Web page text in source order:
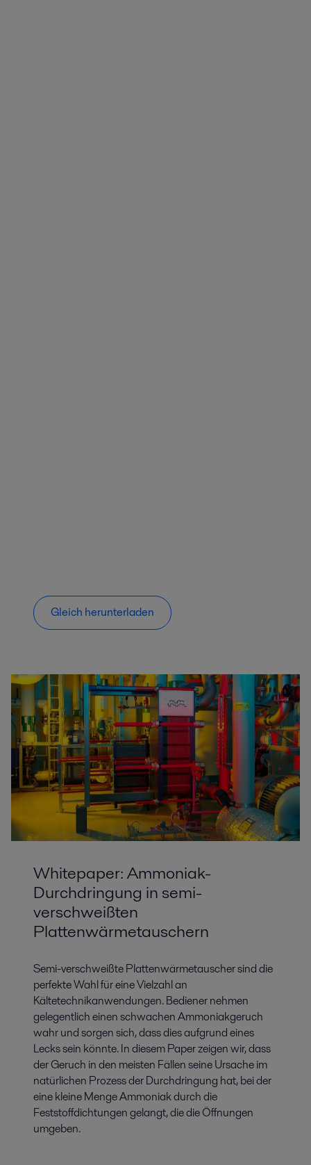
Gleich herunterladen
Whitepaper: Ammoniak-
Durchdringung in semi-
verschweißten
Plattenwärmetauschern
Semi-verschweißte Plattenwärmetauscher sind die
perfekte Wahl für eine Vielzahl an
Kältetechnikanwendungen. Bediener nehmen
gelegentlich einen schwachen Ammoniakgeruch
wahr und sorgen sich, dass dies aufgrund eines
Lecks sein könnte. In diesem Paper zeigen wir, dass
der Geruch in den meisten Fällen seine Ursache im
natürlichen Prozess der Durchdringung hat, bei der
eine kleine Menge Ammoniak durch die
Feststoffdichtungen gelangt, die die Öffnungen
umgeben.